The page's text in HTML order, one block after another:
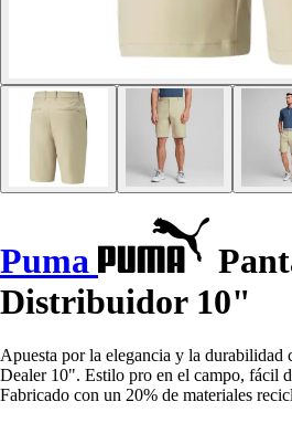
Puma
Distribuidor 10"
Apuesta por la elegancia y la durabilidad
Dealer 10". Estilo pro en el campo, fácil
Fabricado con un 20% de materiales